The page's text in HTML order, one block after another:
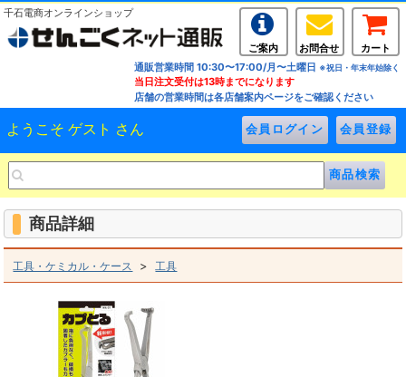
千石電商オンラインショップ
ご案内 お問合せ
カート
通販営業時間 10:30〜17:00/月〜土曜日 ※祝日・年末年始除く
当日注文受付は13時までになります
店舗の営業時間は各店舗案内ページをご確認ください
ようこそ ゲスト さん
商品詳細
工具・ケミカル・ケース > 工具